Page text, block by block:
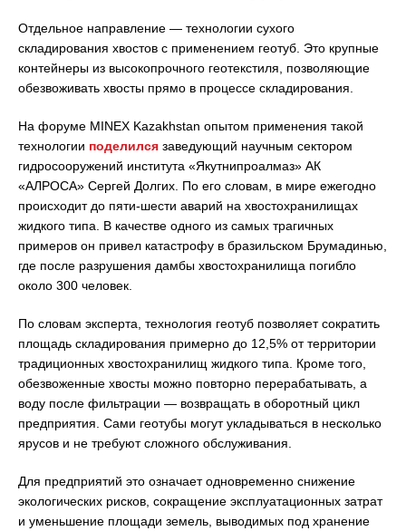
Отдельное направление — технологии сухого
складирования хвостов с применением геотуб. Это крупные
контейнеры из высокопрочного геотекстиля, позволяющие
обезвоживать хвосты прямо в процессе складирования.
На форуме MINEX Kazakhstan опытом применения такой
технологии поделился заведующий научным сектором
гидросооружений института «Якутнипроалмаз» АК
«АЛРОСА» Сергей Долгих. По его словам, в мире ежегодно
происходит до пяти-шести аварий на хвостохранилищах
жидкого типа. В качестве одного из самых трагичных
примеров он привел катастрофу в бразильском Брумадинью,
где после разрушения дамбы хвостохранилища погибло
около 300 человек.
По словам эксперта, технология геотуб позволяет сократить
площадь складирования примерно до 12,5% от территории
традиционных хвостохранилищ жидкого типа. Кроме того,
обезвоженные хвосты можно повторно перерабатывать, а
воду после фильтрации — возвращать в оборотный цикл
предприятия. Сами геотубы могут укладываться в несколько
ярусов и не требуют сложного обслуживания.
Для предприятий это означает одновременно снижение
экологических рисков, сокращение эксплуатационных затрат
и уменьшение площади земель, выводимых под хранение